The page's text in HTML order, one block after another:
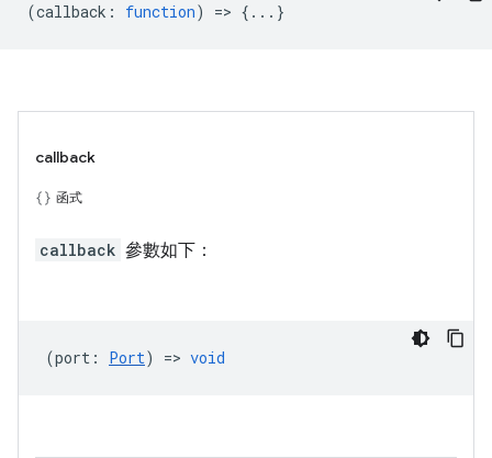
(callback : function) => {...}
callback
函式
callback 參數如下：
(port : Port) => void